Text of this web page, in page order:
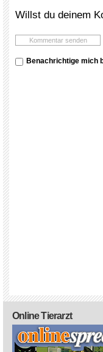
Willst du deinem
Benachrichtige mich
Online Tierarzt